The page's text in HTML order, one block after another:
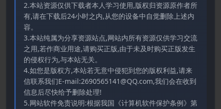
2.本站资源仅供下载者本人学习使用,版权归资源原作者所
有,请在下载后24小时之内,从您的设备中自觉删除上述内
容。
3.本站纯属为分享资源站点,网站内所有资源仅供学习交流
之用,若作商业用途,请购买正版,由于未及时购买正版发生
的侵权行为,与本站无关。
4.如您是版权方,本站若无意中侵犯到您的版权利益,请来
信联系我们E-mail:2690565141@QQ.com,我们会在收到
信息后尽快给予删除处理!
5.网站软件免责说明:根据我国《计算机软件保护条例》第